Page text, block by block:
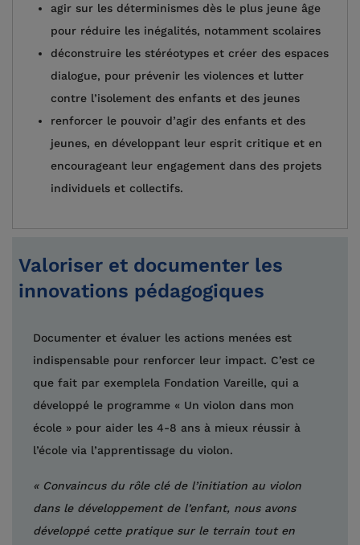
agir sur les déterminismes dès le plus jeune âge
pour réduire les inégalités, notamment scolaires
déconstruire les stéréotypes et créer des espaces
dialogue, pour prévenir les violences et lutter
contre l’isolement des enfants et des jeunes
renforcer le pouvoir d’agir des enfants et des
jeunes, en développant leur esprit critique et en
encourageant leur engagement dans des projets
individuels et collectifs.
Valoriser et documenter les
innovations pédagogiques
Documenter et évaluer les actions menées est
indispensable pour renforcer leur impact. C’est ce
que fait par exemplela Fondation Vareille, qui a
développé le programme « Un violon dans mon
école » pour aider les 4-8 ans à mieux réussir à
l’école via l’apprentissage du violon.
« Convaincus du rôle clé de l’initiation au violon
dans le développement de l’enfant, nous avons
développé cette pratique sur le terrain tout en